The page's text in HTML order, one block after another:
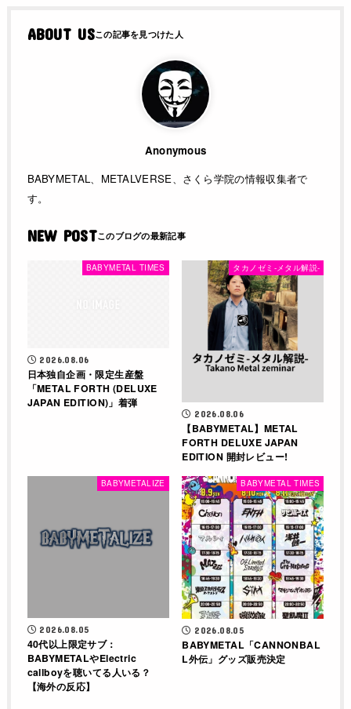
ABOUT US
Anonymous
BABYMETAL、METALVERSE、さくら学院の情報収集者で
す。
NEW POST
BABYMETAL TIMES
2026.08.06
日本独自企画・限定生産盤
「METAL FORTH (DELUXE
JAPAN EDITION)」着弾
タカノゼミ-メタル解説-
2026.08.06
【BABYMETAL】METAL
FORTH DELUXE JAPAN
EDITION 開封レビュー!
BABYMETALIZE
2026.08.05
40代以上限定サブ：
BABYMETALやElectric
callboyを聴いてる人いる？
【海外の反応】
BABYMETAL TIMES
2026.08.05
BABYMETAL「CANNONBAL
L外伝」グッズ販売決定